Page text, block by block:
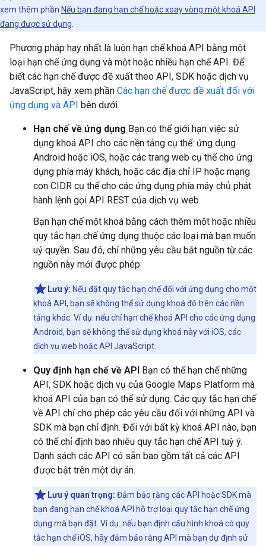
xem thêm phần Nếu bạn đang hạn chế hoặc xoay vòng một khoá API
đang được sử dụng
Phương pháp hay nhất là luôn hạn chế khoá API bằng một
loại hạn chế ứng dụng và một hoặc nhiều hạn chế API. Để
biết các hạn chế được đề xuất theo API, SDK hoặc dịch vụ
JavaScript, hãy xem phần Các hạn chế được đề xuất đối với
ứng dụng và API bên dưới.
Hạn chế về ứng dụng Bạn có thể giới hạn việc sử
dụng khoá API cho các nền tảng cụ thể: ứng dụng
Android hoặc iOS, hoặc các trang web cụ thể cho ứng
dụng phía máy khách, hoặc các địa chỉ IP hoặc mạng
con CIDR cụ thể cho các ứng dụng phía máy chủ phát
hành lệnh gọi API REST của dịch vụ web.
Bạn hạn chế một khoá bằng cách thêm một hoặc nhiều
quy tắc hạn chế ứng dụng thuộc các loại mà bạn muốn
uỷ quyền. Sau đó, chỉ những yêu cầu bắt nguồn từ các
nguồn này mới được phép.
Lưu ý: Nếu đặt quy tắc hạn chế đối với ứng dụng cho một
khoá API, bạn sẽ không thể sử dụng khoá đó trên các nền
tảng khác. Ví dụ: nếu chỉ hạn chế khoá API cho các ứng dụng
Android, bạn sẽ không thể sử dụng khoá này với iOS, các
dịch vụ web hoặc API JavaScript.
Quy định hạn chế về API Bạn có thể hạn chế những
API, SDK hoặc dịch vụ của Google Maps Platform mà
khoá API của bạn có thể sử dụng. Các quy tắc hạn chế
về API chỉ cho phép các yêu cầu đối với những API và
SDK mà bạn chỉ định. Đối với bất kỳ khoá API nào, bạn
có thể chỉ định bao nhiêu quy tắc hạn chế API tuỳ ý.
Danh sách các API có sẵn bao gồm tất cả các API
được bật trên một dự án.
Lưu ý quan trọng: Đảm bảo rằng các API hoặc SDK mà
bạn đang hạn chế khoá API hỗ trợ loại quy tắc hạn chế ứng
dụng mà bạn đặt. Ví dụ: nếu bạn định cấu hình khoá có quy
tắc hạn chế iOS, hãy đảm bảo rằng API mà bạn dự định sử